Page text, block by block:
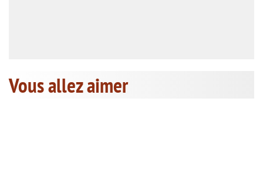
Vous allez aimer